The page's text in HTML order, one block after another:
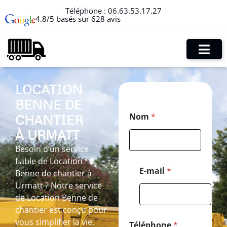
Téléphone : 06.63.53.17.27
4.8/5 basés sur 628 avis
LOCATION
BENNE DE
CHANTIER
À URMATT
Besoin d’un service
fiable de Location
Benne de chantier à
Urmatt ? Notre service
de Location Benne de
chantier est conçu pour
vous simplifier la vie.
Nom *
d
C
E-mail *